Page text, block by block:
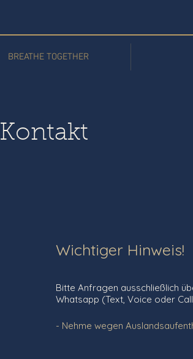
BREATHE TOGETHER
Kontakt
Wichtiger Hinweis!
Bitte Anfragen ausschließlich
Whatsapp (Text, Voice oder
- Nehme wegen